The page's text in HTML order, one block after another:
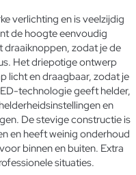
verlichting en is veelzijdig
de hoogte eenvoudig
draaiknoppen, zodat je de
Het driepotige ontwerp
licht en draagbaar, zodat je
technologie geeft helder,
en
De stevige constructie is
en heeft weinig onderhoud
binnen en buiten. Extra
situaties.